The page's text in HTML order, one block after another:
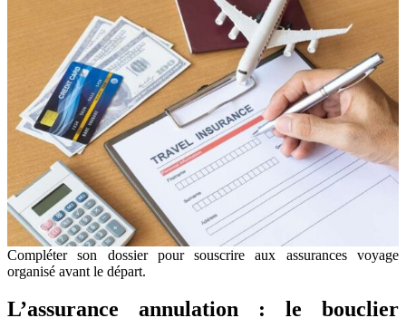
Compléter son dossier pour souscrire aux assurances voyage
organisé avant le départ.
L’assurance annulation : le bouclier